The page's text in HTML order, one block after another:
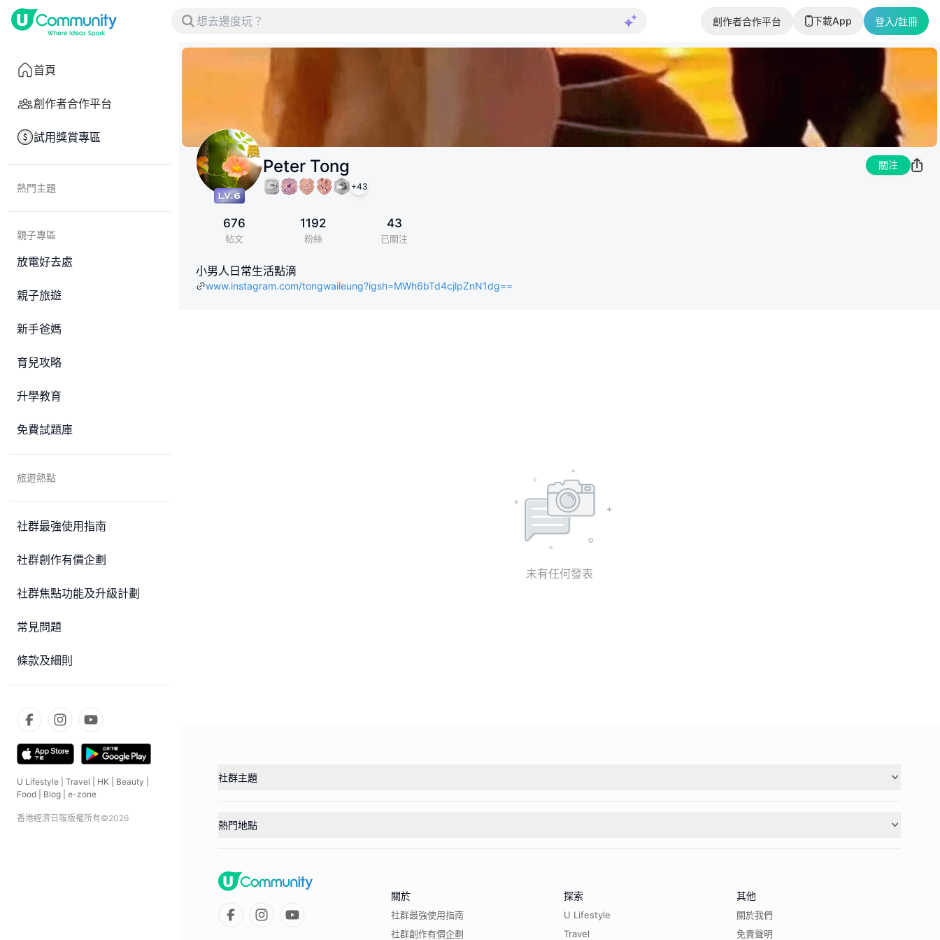
創作者合作平台 下載App 登入/註冊
首頁
創作者合作平台
試用獎賞專區
熱門主題
親子專區
放電好去處
親子旅遊
新手爸媽
育兒攻略
升學教育
免費試題庫
旅遊熱點
社群最強使用指南
社群創作有價企劃
社群焦點功能及升級計劃
常見問題
條款及細則
U Lifestyle Travel HK Beauty
Food
Blog e-zone
香港經濟日報版權所有©2026
Peter Tong
+43
關注
676
帖文
1192
粉絲
43
已關注
小男人日常生活點滴
www.instagram.com/tongwaileung?igsh=MWh6bTd4cjlpZnN1dg==
未有任何發表
社群主題
熱門地點
關於
社群最強使用指南
社群創作有價企劃
探索
U Lifestyle
Travel
其他
關於我們
免責聲明